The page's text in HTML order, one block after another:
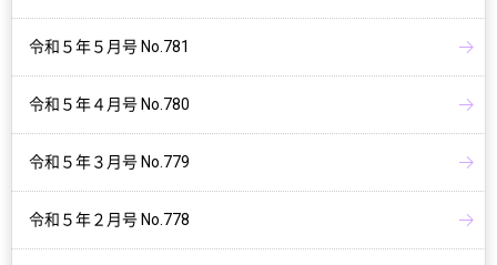
令和５年５月号 No.781
令和５年４月号 No.780
令和５年３月号 No.779
令和５年２月号 No.778